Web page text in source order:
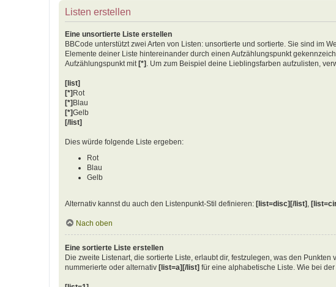
Listen erstellen
Eine unsortierte Liste erstellen
BBCode unterstützt zwei Arten von Listen: unsortierte und sortierte. Sie sind im
Elemente deiner Liste hintereinander durch einen Aufzählungspunkt
Aufzählungspunkt mit [*] . Um zum Beispiel deine Lieblingsfarben aufzulisten,
[list]
[*] Rot
[*] Blau
[*]Gelb
[/list]
Dies würde folgende Liste ergeben:
Rot
Blau
Gelb
Alternativ kannst du auch den Listenpunkt-Stil definieren: [list=disc][/list]
Nach oben
Eine sortierte Liste erstellen
Die zweite Listenart, die sortierte Liste, erlaubt dir, festzulegen, was den
nummerierte oder alternativ [list=a][/list] für eine alphabetische Liste. Wie bei